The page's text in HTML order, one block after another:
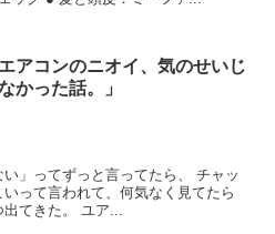
エアコンのニオイ、気のせいじ
かった話。」
」ってずっと言ってたら、 チャッ
って言われて、何気なく見てたら
てきた。 ユア...